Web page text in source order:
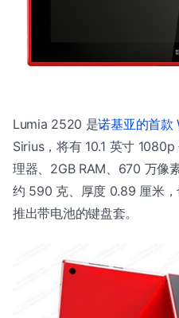
Lumia 2520 是诺基亚的首款
Sirius，将有 10.1 英寸
理器、2GB RAM、670 万像
约 590 克、厚度 0.89 厘米
推出带电池的键盘套。